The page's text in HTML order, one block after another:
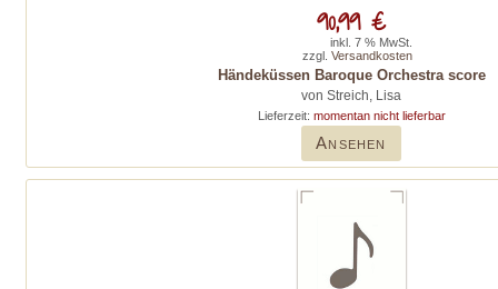
Händeküssen Baroque Orchestra score
von Streich, Lisa
Lieferzeit: momentan nicht lieferbar
Ansehen
90,99 €
inkl. 7 % MwSt.
zzgl. Versandkosten